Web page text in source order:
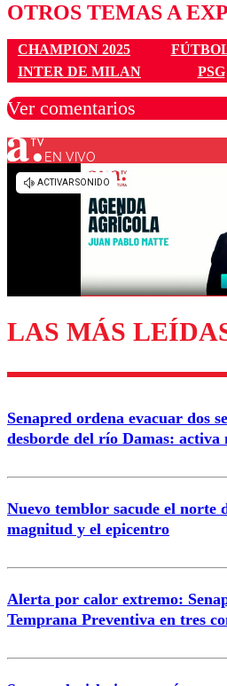
OTROS TEMAS A
CHAMPION 2025
INTER DE MILAN
PSG
Ver comentarios
Los comentarios son
diálogo
EN VIVO
LAS MÁS
Senapred ordena evacuar dos
desborde del río Damas: activa
Nuevo temblor sacude el norte
magnitud y el epicentro
Alerta por calor extremo:
Temprana Preventiva en tres